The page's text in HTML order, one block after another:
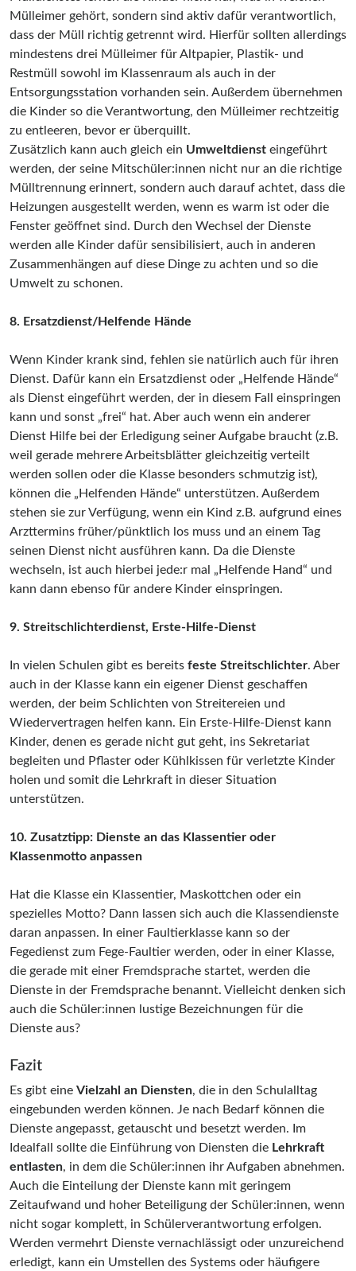
Mülleimer gehört, sondern sind aktiv dafür verantwortlich,
dass der Müll richtig getrennt wird. Hierfür sollten allerdings
mindestens drei Mülleimer für Altpapier, Plastik- und
Restmüll sowohl im Klassenraum als auch in der
Entsorgungsstation vorhanden sein. Außerdem übernehmen
die Kinder so die Verantwortung, den Mülleimer rechtzeitig
zu entleeren, bevor er überquillt.
Zusätzlich kann auch gleich ein Umweltdienst eingeführt
werden, der seine Mitschüler:innen nicht nur an die richtige
Mülltrennung erinnert, sondern auch darauf achtet, dass die
Heizungen ausgestellt werden, wenn es warm ist oder die
Fenster geöffnet sind. Durch den Wechsel der Dienste
werden alle Kinder dafür sensibilisiert, auch in anderen
Zusammenhängen auf diese Dinge zu achten und so die
Umwelt zu schonen.
8. Ersatzdienst/Helfende Hände
Wenn Kinder krank sind, fehlen sie natürlich auch für ihren
Dienst. Dafür kann ein Ersatzdienst oder „Helfende Hände“
als Dienst eingeführt werden, der in diesem Fall einspringen
kann und sonst „frei“ hat. Aber auch wenn ein anderer
Dienst Hilfe bei der Erledigung seiner Aufgabe braucht (z.B.
weil gerade mehrere Arbeitsblätter gleichzeitig verteilt
werden sollen oder die Klasse besonders schmutzig ist),
können die „Helfenden Hände“ unterstützen. Außerdem
stehen sie zur Verfügung, wenn ein Kind z.B. aufgrund eines
Arzttermins früher/pünktlich los muss und an einem Tag
seinen Dienst nicht ausführen kann. Da die Dienste
wechseln, ist auch hierbei jede:r mal „Helfende Hand“ und
kann dann ebenso für andere Kinder einspringen.
9. Streitschlichterdienst, Erste-Hilfe-Dienst
In vielen Schulen gibt es bereits feste Streitschlichter. Aber
auch in der Klasse kann ein eigener Dienst geschaffen
werden, der beim Schlichten von Streitereien und
Wiedervertragen helfen kann. Ein Erste-Hilfe-Dienst kann
Kinder, denen es gerade nicht gut geht, ins Sekretariat
begleiten und Pflaster oder Kühlkissen für verletzte Kinder
holen und somit die Lehrkraft in dieser Situation
unterstützen.
10. Zusatztipp: Dienste an das Klassentier oder
Klassenmotto anpassen
Hat die Klasse ein Klassentier, Maskottchen oder ein
spezielles Motto? Dann lassen sich auch die Klassendienste
daran anpassen. In einer Faultierklasse kann so der
Fegedienst zum Fege-Faultier werden, oder in einer Klasse,
die gerade mit einer Fremdsprache startet, werden die
Dienste in der Fremdsprache benannt. Vielleicht denken sich
auch die Schüler:innen lustige Bezeichnungen für die
Dienste aus?
Fazit
Es gibt eine Vielzahl an Diensten, die in den Schulalltag
eingebunden werden können. Je nach Bedarf können die
Dienste angepasst, getauscht und besetzt werden. Im
Idealfall sollte die Einführung von Diensten die Lehrkraft
entlasten, in dem die Schüler:innen ihr Aufgaben abnehmen.
Auch die Einteilung der Dienste kann mit geringem
Zeitaufwand und hoher Beteiligung der Schüler:innen, wenn
nicht sogar komplett, in Schülerverantwortung erfolgen.
Werden vermehrt Dienste vernachlässigt oder unzureichend
erledigt, kann ein Umstellen des Systems oder häufigere